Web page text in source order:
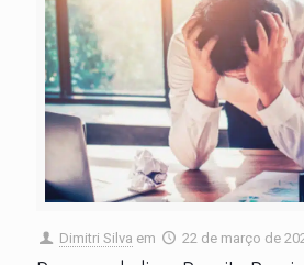
Dimitri Silva em 22 de março de